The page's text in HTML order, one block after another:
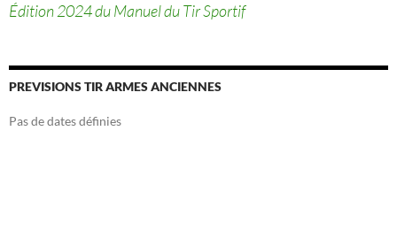
Édition 2024 du Manuel du Tir Sportif
PREVISIONS TIR ARMES ANCIENNES
Pas de dates définies